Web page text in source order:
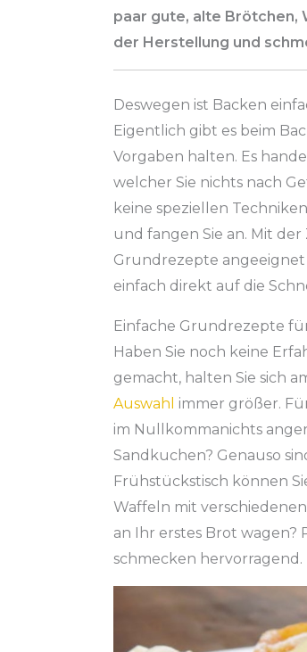
paar gute, alte Brötchen,
der Herstellung und
Deswegen ist Backen
Eigentlich gibt es beim
Vorgaben halten. Es
welcher Sie nichts nach
keine speziellen
und fangen Sie an. Mit der
Grundrezepte angeeignet
einfach direkt auf die
Einfache Grundrezepte
Haben Sie noch keine
gemacht, halten Sie sich
Auswahl immer größer.
im Nullkommanichts
Sandkuchen? Genauso
Frühstückstisch können
Waffeln mit
an Ihr erstes Brot
schmecken hervorragend.